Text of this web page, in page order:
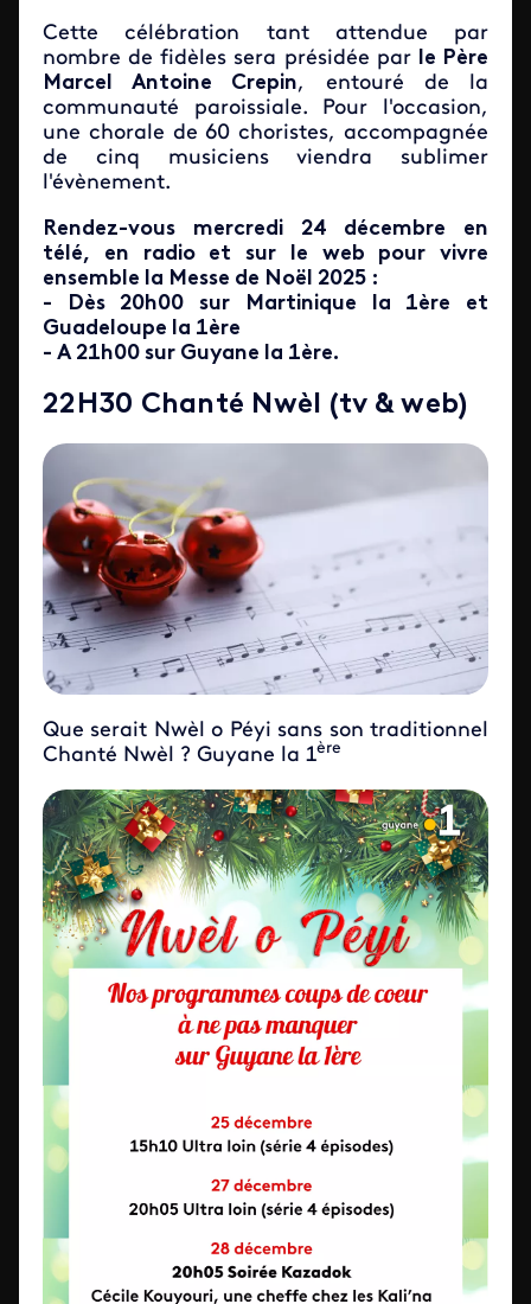
Cette célébration tant attendue par
nombre de fidèles sera présidée par
le Père
Marcel Antoine Crepin, entouré de la
communauté paroissiale. Pour l'occasion,
une chorale de 60 choristes, accompagnée
de cinq musiciens viendra sublimer
l'évènement.
Rendez-vous mercredi 24 décembre en
télé, en radio et sur le web pour vivre
ensemble la Messe de Noël 2025 :
- Dès 20h00 sur Martinique la 1ère et
Guadeloupe la 1ère
- A 21h00 sur Guyane la 1ère.
22H30 Chanté Nwèl (tv & web)
Que serait Nwèl o Péyi sans son traditionnel
Chanté Nwèl ? Guyane la 1ère